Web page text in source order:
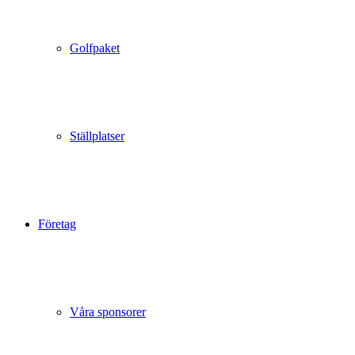
Golfpaket
Ställplatser
Företag
Våra sponsorer